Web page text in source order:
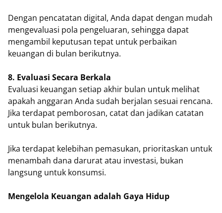
Dengan pencatatan digital, Anda dapat dengan mudah
mengevaluasi pola pengeluaran, sehingga dapat
mengambil keputusan tepat untuk perbaikan
keuangan di bulan berikutnya.
8. Evaluasi Secara Berkala
Evaluasi keuangan setiap akhir bulan untuk melihat
apakah anggaran Anda sudah berjalan sesuai rencana.
Jika terdapat pemborosan, catat dan jadikan catatan
untuk bulan berikutnya.
Jika terdapat kelebihan pemasukan, prioritaskan untuk
menambah dana darurat atau investasi, bukan
langsung untuk konsumsi.
Mengelola Keuangan adalah Gaya Hidup